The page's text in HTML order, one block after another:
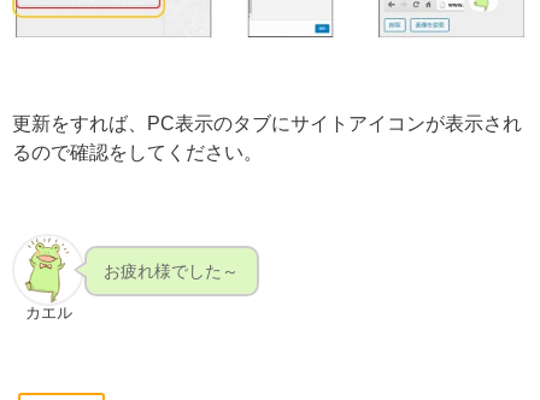
更新をすれば、PC表示のタブにサイトアイコンが表示され
るので確認をしてください。
カエル
お疲れ様でした～